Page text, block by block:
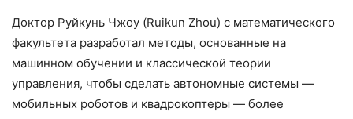
Доктор Руйкунь Чжоу (Ruikun Zhou) с математического
факультета разработал методы, основанные на
машинном обучении и классической теории
управления, чтобы сделать автономные системы —
мобильных роботов и квадрокоптеры — более